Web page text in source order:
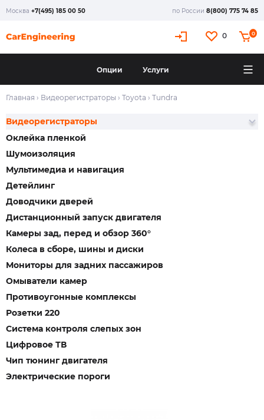
Москва +7(495) 185 00 50 по России 8(800) 775 74 85
0 0
Опции Услуги
Главная › Видеорегистраторы › Toyota › Tundra
Оклейка пленкой
Шумоизоляция
Мультимедиа и навигация
Детейлинг
Доводчики дверей
Видеорегистраторы
Дистанционный запуск двигателя
Камеры зад, перед и обзор 360°
Колеса в сборе, шины и диски
Мониторы для задних пассажиров
Омыватели камер
Противоугонные комплексы
Розетки 220
Система контроля слепых зон
Цифровое ТВ
Чип тюнинг двигателя
Электрические пороги